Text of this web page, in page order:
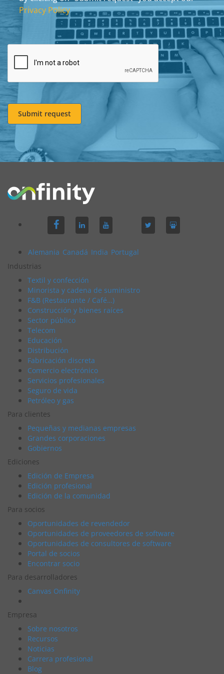
Privacy Policy
Submit request
Alemania Canadá India Portugal
Industrias
Textil y confección
Minorista y cadena de suministro
F&B (Restaurante / Café…)
Construcción y bienes raíces
Sector público
Telecom
Educación
Distribución
Fabricación discreta
Comercio electrónico
Servicios profesionales
Seguro de vida
Petróleo y gas
Para clientes
Pequeñas y medianas empresas
Grandes corporaciones
Gobiernos
Ediciones
Edición de Empresa
Edición profesional
Edición de la comunidad
Para socios
Oportunidades de revendedor
Oportunidades de proveedores de software
Oportunidades de consultores de software
Portal de socios
Encontrar socio
Para desarrolladores
Canvas Onfinity
Empresa
Sobre nosotros
Recursos
Noticias
Carrera profesional
Blog